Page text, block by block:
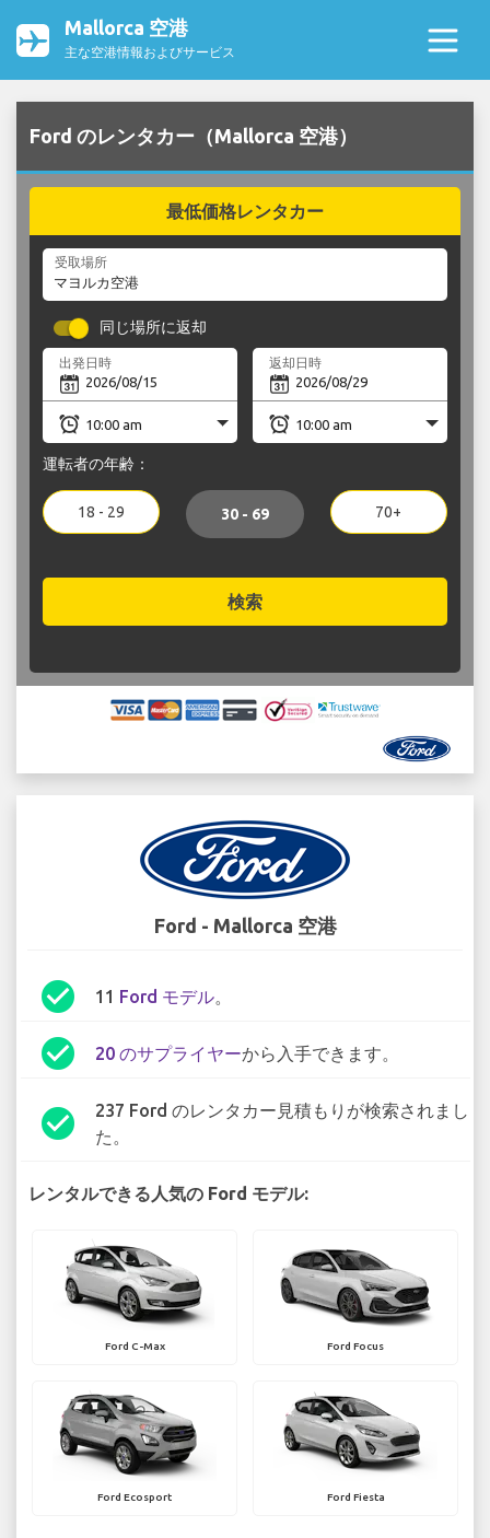
Mallorca 空港
主な空港情報およびサービス
Ford のレンタカー（Mallorca 空港）
最低価格レンタカー
受取場所
同じ場所に返却
出発日時 返却日時
運転者の年齢：
18 - 29 30 - 69 70+
検索
Ford - Mallorca 空港
check_circle 11 Ford モデル。
check_circle 20 のサプライヤーから入手できます。
check_circle
237 Ford のレンタカー見積もりが検索されまし
た。
レンタルできる人気の Ford モデル:
Ford C-Max Ford Focus
Ford Ecosport Ford Fiesta